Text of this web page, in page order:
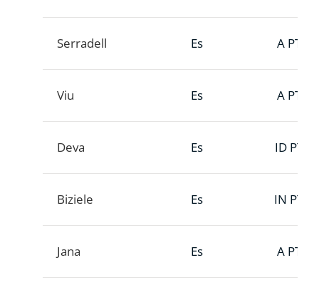
Serradell Es A PTT
Viu Es A PTT
Deva Es ID PTT
Biziele Es IN PTT
Jana Es A PTT